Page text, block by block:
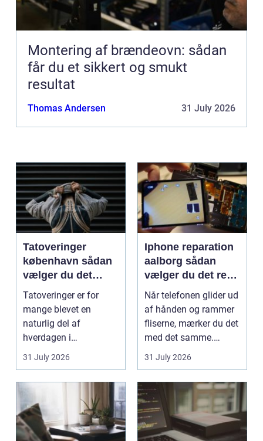
Montering af brændeovn: sådan
får du et sikkert og smukt
resultat
Thomas Andersen 31 July 2026
Tatoveringer
københavn sådan
vælger du det
rigtige studie
Tatoveringer er for
mange blevet en
naturlig del af
hverdagen i
København. Byen er
fyldt med dygtige...
31 July 2026
Iphone reparation
aalborg sådan
vælger du det rette
værksted
Når telefonen glider ud
af hånden og rammer
fliserne, mærker du det
med det samme.
Skærmen splintrer...
31 July 2026